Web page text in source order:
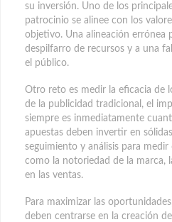
su inversión. Uno de los
patrocinio se alinee con los
objetivo. Una alineación errónea
despilfarro de recursos y a una
el público.
Otro reto es medir la eficacia de
de la publicidad tradicional, el
siempre es inmediatamente
apuestas deben invertir en
seguimiento y análisis para
como la notoriedad de la marca,
en las ventas.
Para maximizar las
deben centrarse en la creación